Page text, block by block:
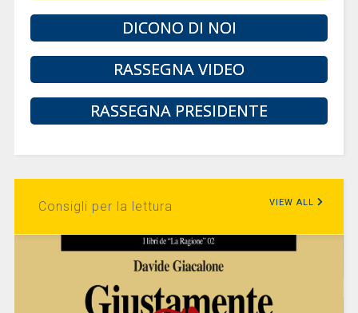
DICONO DI NOI
RASSEGNA VIDEO
RASSEGNA PRESIDENTE
Consigli per la lettura VIEW ALL